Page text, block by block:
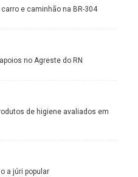
e caminhão na BR-304
no Agreste do RN
de higiene avaliados em
a júri popular